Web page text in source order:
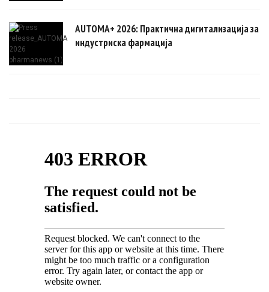
AUTOMA+ 2026: Практична дигитализација за
индустриска фармација